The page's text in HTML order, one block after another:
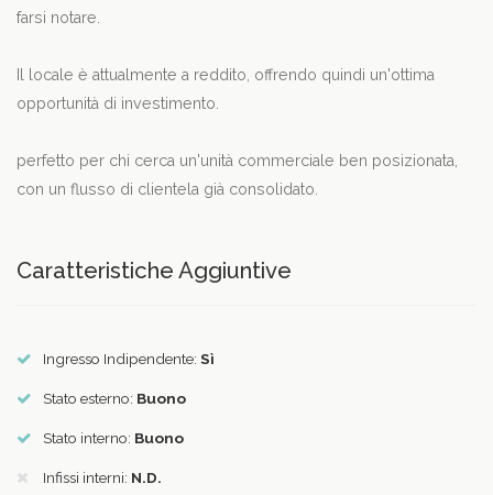
farsi notare.
Il locale è attualmente a reddito, offrendo quindi un'ottima
opportunità di investimento.
perfetto per chi cerca un'unità commerciale ben posizionata,
con un flusso di clientela già consolidato.
Caratteristiche Aggiuntive
Ingresso Indipendente: Sì
Stato esterno: Buono
Stato interno: Buono
Infissi interni: N.D.